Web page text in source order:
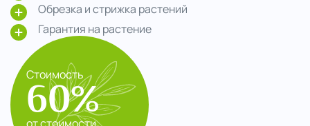
Обрезка и стрижка растений
Гарантия на растение
Стоимость
60%